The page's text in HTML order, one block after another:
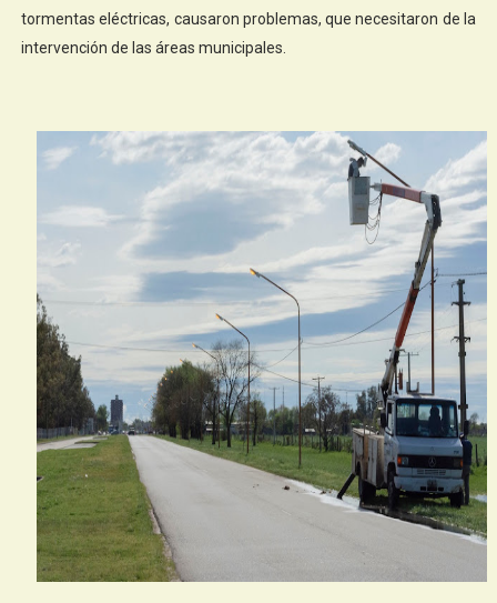
tormentas eléctricas, causaron problemas, que necesitaron de la
intervención de las áreas municipales.